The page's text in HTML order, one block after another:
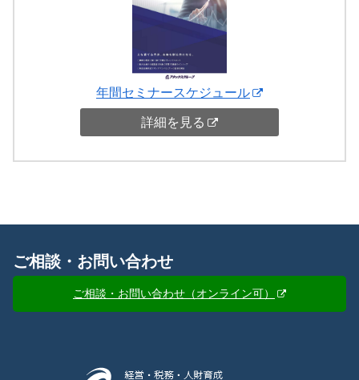
年間セミナースケジュール
詳細を見る
ご相談・お問い合わせ
ご相談・お問い合わせ（オンライン可）